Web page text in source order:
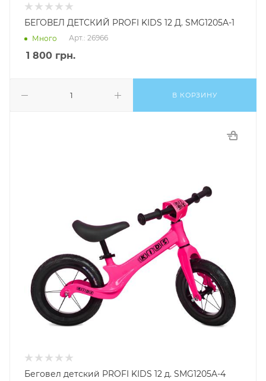
БЕГОВЕЛ ДЕТСКИЙ PROFI KIDS 12 Д. SMG1205A-1
Много Арт.: 26966
1 800 грн.
В КОРЗИНУ
Беговел детский PROFI KIDS 12 д. SMG1205A-4